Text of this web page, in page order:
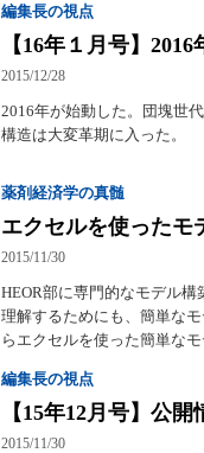
編集長の視点
【16年１月号】
2015/12/28
2016年が始動した。団塊世
構造は大変革期に入った。
薬剤経済学の真髄
エクセルを使った
2015/11/30
HEOR部に専門的なモデル
理解するためにも、簡単な
らエクセルを使った簡単な
編集長の視点
【15年12月号】公
2015/11/30